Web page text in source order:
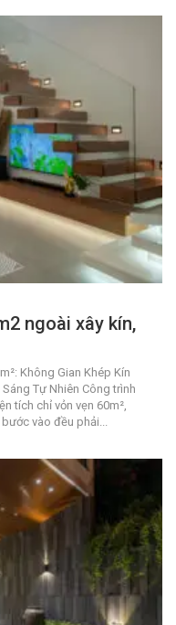
ngoài xây kín,
Không Gian Khép Kín
Tự Nhiên Công trình
tích chỉ vỏn vẹn 60m²,
vào đều phải...